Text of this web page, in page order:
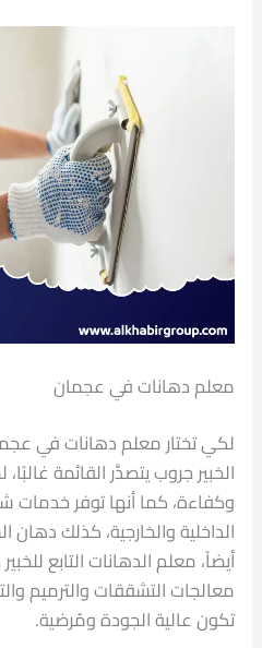
معلم دهانات في عجمان
لكي تختار معلم دهانات في
الخبير جروب يتصدَّر القائمة
وكفاءة، كما أنها توفر خدمات
الداخلية والخارجية، كذلك
أيضاً، معلم الدهانات التابع
معالجات التشققات والترميم
تكون عالية الجودة ومُرضية.